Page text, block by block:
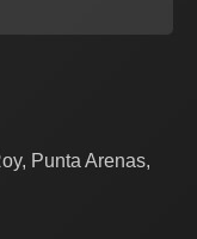
Punta Arenas,